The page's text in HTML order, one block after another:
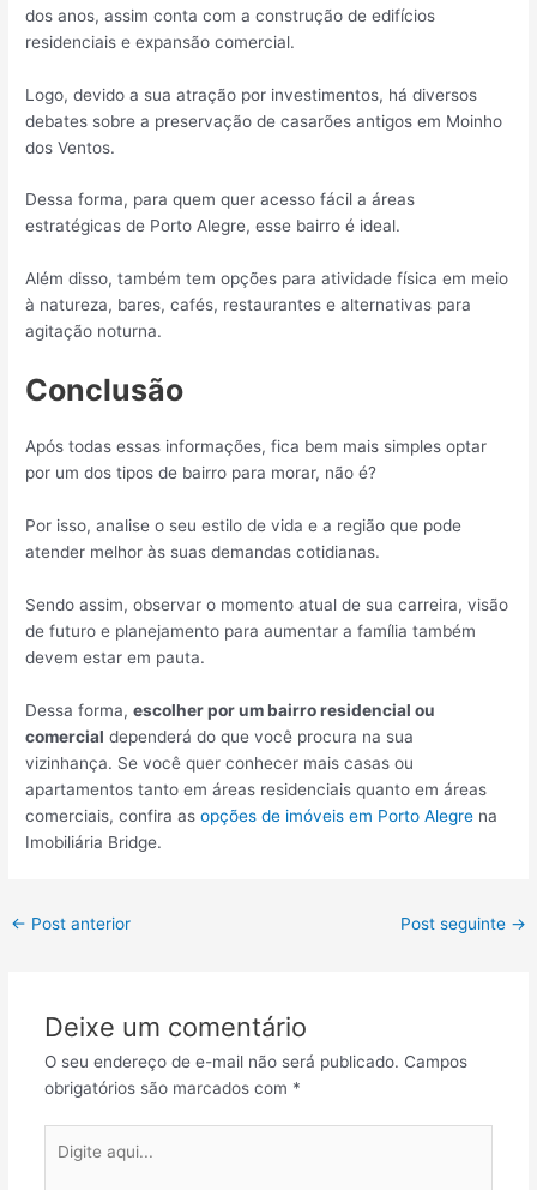
dos anos, assim conta com a construção de edifícios
residenciais e expansão comercial.
Logo, devido a sua atração por investimentos, há diversos
debates sobre a preservação de casarões antigos em Moinho
dos Ventos.
Dessa forma, para quem quer acesso fácil a áreas
estratégicas de Porto Alegre, esse bairro é ideal.
Além disso, também tem opções para atividade física em meio
à natureza, bares, cafés, restaurantes e alternativas para
agitação noturna.
Conclusão
Após todas essas informações, fica bem mais simples optar
por um dos tipos de bairro para morar, não é?
Por isso, analise o seu estilo de vida e a região que pode
atender melhor às suas demandas cotidianas.
Sendo assim, observar o momento atual de sua carreira, visão
de futuro e planejamento para aumentar a família também
devem estar em pauta.
Dessa forma,escolher por um bairro residencial ou
comercial dependerá do que você procura na sua
vizinhança. Se você quer conhecer mais casas ou
apartamentos tanto em áreas residenciais quanto em áreas
comerciais, confira asopções de imóveis em Porto Alegre na
Imobiliária Bridge.
Post
← Post anterior Post seguinte →
Deixe um comentário
O seu endereço de e-mail não será publicado. Campos
obrigatórios são marcados com *
aqui...